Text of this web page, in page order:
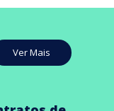
Ver Mais